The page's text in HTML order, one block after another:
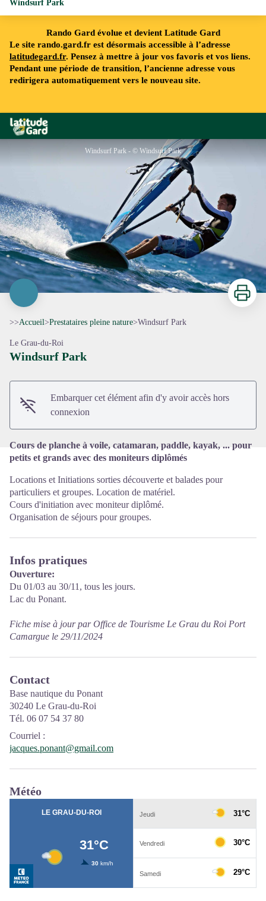
Rando Gard évolue et devient Latitude Gard
Le site rando.gard.fr est désormais accessible à l’adresse
latitudegard.fr. Pensez à mettre à jour vos favoris et vos liens.
Pendant une période de transition, l’ancienne adresse vous
redirigera automatiquement vers le nouveau site.
Rando Gard
Windsurf Park
Windsurf Park - © Windsurf Park
Imprimer
>>Accueil>Prestataires pleine nature>Windsurf Park
Le Grau-du-Roi
Windsurf Park
Embarquer cet élément afin d'y avoir accès hors
connexion
Cours de planche à voile, catamaran, paddle, kayak, ... pour
petits et grands avec des moniteurs diplômés
Locations et Initiations sorties découverte et balades pour
particuliers et groupes. Location de matériel.
Cours d'initiation avec moniteur diplômé.
Organisation de séjours pour groupes.
Infos pratiques
Ouverture:
Du 01/03 au 30/11, tous les jours.
Lac du Ponant.
Fiche mise à jour par Office de Tourisme Le Grau du Roi Port
Camargue le 29/11/2024
Contact
Base nautique du Ponant
30240 Le Grau-du-Roi
Tél. 06 07 54 37 80
Courriel :
jacques.ponant@gmail.com
Météo